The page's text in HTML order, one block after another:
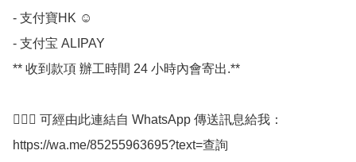
- 支付寶HK ☺
- 支付宝 ALIPAY
** 收到款項 辦工時間 24 小時內會寄出.**
💁🏼‍♀ 可經由此連結自 WhatsApp 傳送訊息給我：
https://wa.me/85255963695?text=查詢